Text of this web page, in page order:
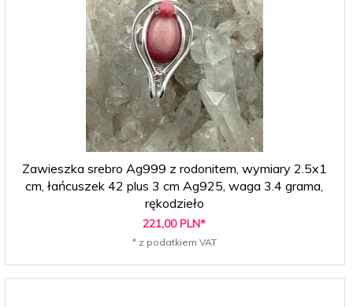
Zawieszka srebro Ag999 z rodonitem, wymiary 2.5x1
cm, łańcuszek 42 plus 3 cm Ag925, waga 3.4 grama,
rękodzieło
221,00 PLN*
* z podatkiem VAT